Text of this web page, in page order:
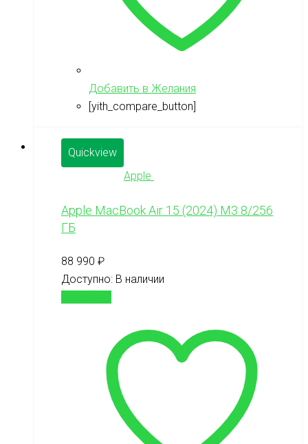
Добавить в Желания
[yith_compare_button]
Quickview
Apple
Apple MacBook Air 15 (2024) М3 8/256
ГБ
88 990 ₽
Доступно: В наличии